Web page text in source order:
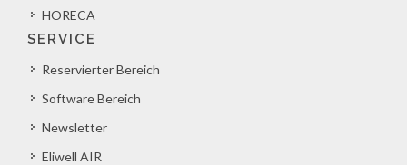
HORECA
SERVICE
Reservierter Bereich
Software Bereich
Newsletter
Eliwell AIR